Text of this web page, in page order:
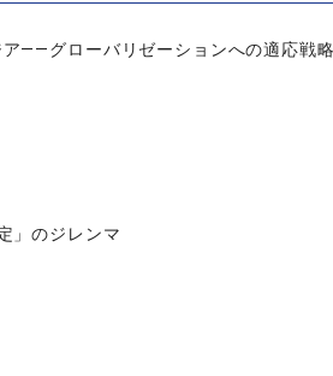
――グローバリゼーションへの適応戦
」のジレンマ